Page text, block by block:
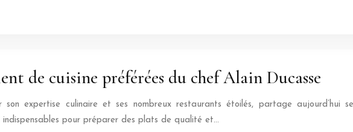
de cuisine préférées du chef Alain Ducasse
expertise culinaire et ses nombreux restaurants étoilés, partage aujourd’hui
indispensables pour préparer des plats de qualité et…